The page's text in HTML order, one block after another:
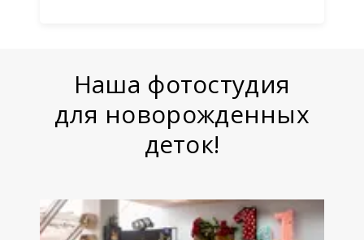
Наша фотостудия
для новорожденных
деток!